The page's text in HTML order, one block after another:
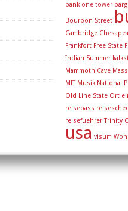
bank one tower
Bourbon Street
Cambridge
Frankfort Free State
Indian Summer
Mammoth Cave
MIT Musik National
Old Line State Ort
reisepass
reisefuehrer Trinity
usa visum